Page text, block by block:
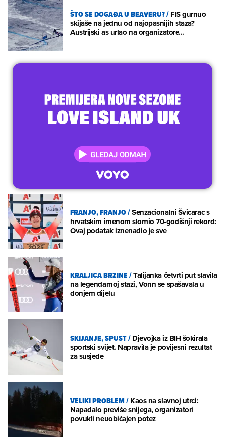
ŠTO SE DOGAĐA U BEAVERU?/FIS gurnuo
skijaše na jednu od najopasnijih staza?
Austrijski as urlao na organizatore...
FRANJO, FRANJO/Senzacionalni Švicarac s
hrvatskim imenom slomio 70-godišnji rekord:
Ovaj podatak iznenadio je sve
KRALJICA BRZINE/Talijanka četvrti put slavila
na legendarnoj stazi, Vonn se spašavala u
donjem dijelu
SKIJANJE, SPUST/Djevojka iz BIH šokirala
sportski svijet. Napravila je povijesni rezultat
za susjede
VELIKI PROBLEM/Kaos na slavnoj utrci:
Napadalo previše snijega, organizatori
povukli neuobičajen potez